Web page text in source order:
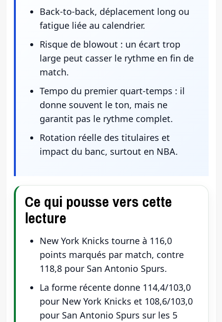
Back-to-back, déplacement long ou
fatigue liée au calendrier.
Risque de blowout : un écart trop
large peut casser le rythme en fin de
match.
Tempo du premier quart-temps : il
donne souvent le ton, mais ne
garantit pas le rythme complet.
Rotation réelle des titulaires et
impact du banc, surtout en NBA.
Ce qui pousse vers cette
lecture
New York Knicks tourne à 116,0
points marqués par match, contre
118,8 pour San Antonio Spurs.
La forme récente donne 114,4/103,0
pour New York Knicks et 108,6/103,0
pour San Antonio Spurs sur les 5